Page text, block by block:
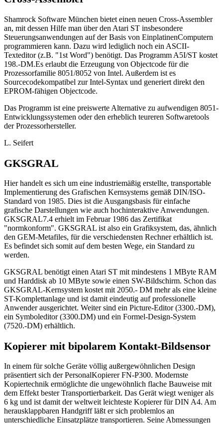
Shamrock Software München bietet einen neuen Cross-Assembler
an, mit dessen Hilfe man über den Atari ST insbesondere
Steuerungsanwendungen auf der Basis von EinplatinenComputern
programmieren kann. Dazu wird lediglich noch ein ASCII-
Texteditor (z.B. "1st Word") benötigt. Das Programm A5I/ST kostet
198.-DM.Es erlaubt die Erzeugung von Objectcode für die
Prozessorfamilie 8051/8052 von Intel. Außerdem ist es
Sourcecodekompatibel zur Intel-Syntax und generiert direkt den
EPROM-fähigen Objectcode.
Das Programm ist eine preiswerte Alternative zu aufwendigen 8051-
Entwicklungssystemen oder den erheblich teureren Softwaretools
der Prozessorhersteller.
L. Seifert
GKSGRAL
Hier handelt es sich um eine industriemäßig erstellte, transportable
Implementierung des Grafischen Kernsystems gemäß DIN/ISO-
Standard von 1985. Dies ist die Ausgangsbasis für einfache
grafische Darstellungen wie auch hochinteraktive Anwendungen.
GKSGRAL7.4 erhielt im Februar 1986 das Zertifikat
"normkonform". GKSGRAL ist also ein Grafiksystem, das, ähnlich
den GEM-Metafiles, für die verschiedensten Rechner erhältlich ist.
Es befindet sich somit auf dem besten Wege, ein Standard zu
werden.
GKSGRAL benötigt einen Atari ST mit mindestens 1 MByte RAM
und Harddisk ab 10 MByte sowie einen SW-Bildschirm. Schon das
GKSGRAL-Kernsystem kostet mit 2050.- DM mehr als eine kleine
ST-Komplettanlage und ist damit eindeutig auf professionelle
Anwender ausgerichtet. Weiter sind ein Picture-Editor (3300.-DM),
ein Symboleditor (3300.DM) und ein Formel-Design-System
(7520.-DM) erhältlich.
Kopierer mit bipolarem Kontakt-Bildsensor
In einem für solche Geräte völlig außergewöhnlichen Design
präsentiert sich der PersonalKopierer FN-P300. Modernste
Kopiertechnik ermöglichte die ungewöhnlich flache Bauweise mit
dem Effekt bester Transportierbarkeit. Das Gerät wiegt weniger als
6 kg und ist damit der weltweit leichteste Kopierer für DIN A4. Am
herausklappbaren Handgriff läßt er sich problemlos an
unterschiedliche Einsatzplätze transportieren. Seine Abmessungen